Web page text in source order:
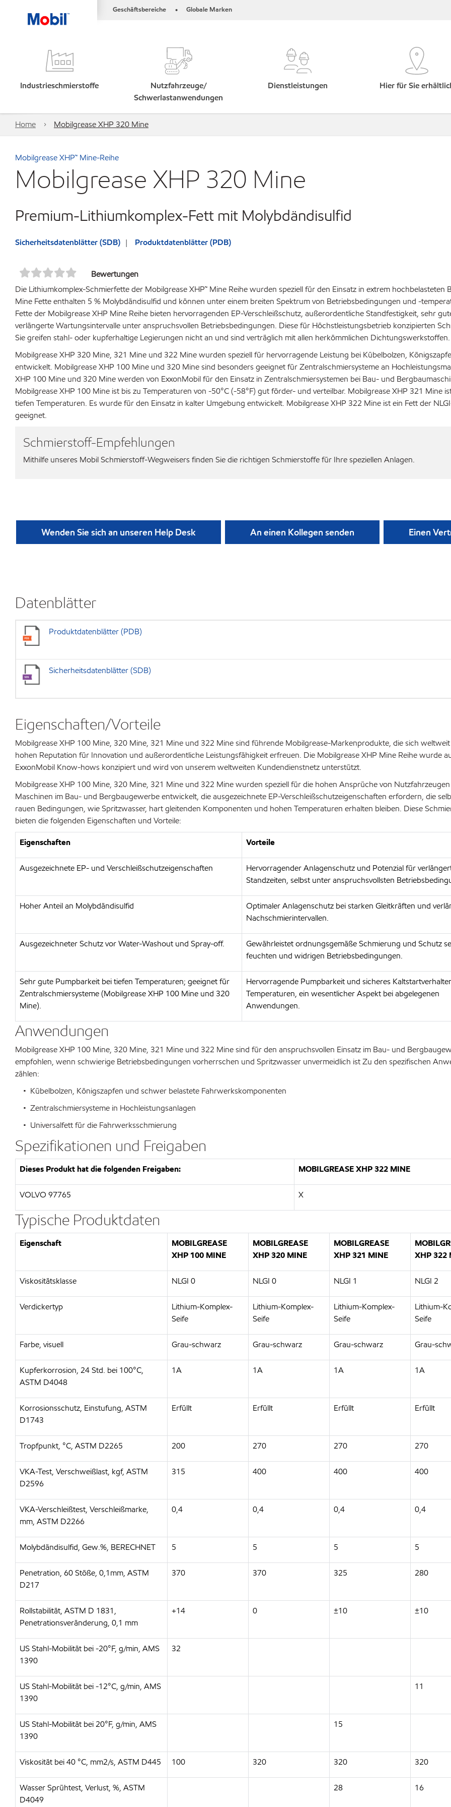
Geschäftsbereiche • Globale Marken
Industrieschmierstoffe
Nutzfahrzeuge/
Schwerlastanwendungen
Dienstleistungen Hier für Sie
Home Mobilgrease XHP 320 Mine
Mobilgrease XHP™ Mine-Reihe
Mobilgrease XHP 320 Mine
Premium-Lithiumkomplex-Fett mit Molybdändisulfid
Sicherheitsdatenblätter (SDB) Produktdatenblätter (PDB)
Bewertungen
Die Lithiumkomplex-Schmierfette der Mobilgrease XHP™ Mine Reihe wurden speziell für den Einsatz in extrem
Mine Fette enthalten 5 % Molybdändisulfid und können unter einem breiten Spektrum von Betriebsbedingungen und -
Fette der Mobilgrease XHP Mine Reihe bieten hervorragenden EP-Verschleißschutz, außerordentliche Standfestigkeit, sehr
verlängerte Wartungsintervalle unter anspruchsvollen Betriebsbedingungen. Diese für Höchstleistungsbetrieb konzipierten
Sie greifen stahl- oder kupferhaltige Legierungen nicht an und sind verträglich mit allen herkömmlichen Dichtungswerkstoffen.
Mobilgrease XHP 320 Mine, 321 Mine und 322 Mine wurden speziell für hervorragende Leistung bei Kübelbolzen,
entwickelt. Mobilgrease XHP 100 Mine und 320 Mine sind besonders geeignet für Zentralschmiersysteme an
XHP 100 Mine und 320 Mine werden von ExxonMobil für den Einsatz in Zentralschmiersystemen bei Bau- und
Mobilgrease XHP 100 Mine ist bis zu Temperaturen von -50°C (-58°F) gut förder- und verteilbar. Mobilgrease XHP 321 Mine
tiefen Temperaturen. Es wurde für den Einsatz in kalter Umgebung entwickelt. Mobilgrease XHP 322 Mine ist ein Fett der
geeignet.
Schmierstoff-Empfehlungen
Mithilfe unseres Mobil Schmierstoff-Wegweisers finden Sie die richtigen Schmierstoffe für Ihre speziellen Anlagen.
Wenden Sie sich an unseren Help Desk An einen Kollegen senden Einen
Datenblätter
Produktdatenblätter (PDB)
Sicherheitsdatenblätter (SDB)
Eigenschaften/Vorteile
Mobilgrease XHP 100 Mine, 320 Mine, 321 Mine und 322 Mine sind führende Mobilgrease-Markenprodukte, die sich
hohen Reputation für Innovation und außerordentliche Leistungsfähigkeit erfreuen. Die Mobilgrease XHP Mine Reihe wurde
ExxonMobil Know-hows konzipiert und wird von unserem weltweiten Kundendienstnetz unterstützt.
Mobilgrease XHP 100 Mine, 320 Mine, 321 Mine und 322 Mine wurden speziell für die hohen Ansprüche von
Maschinen im Bau- und Bergbaugewerbe entwickelt, die ausgezeichnete EP-Verschleißschutzeigenschaften erfordern, die
rauen Bedingungen, wie Spritzwasser, hart gleitenden Komponenten und hohen Temperaturen erhalten bleiben. Diese
bieten die folgenden Eigenschaften und Vorteile:
Eigenschaften Vorteile
Ausgezeichnete EP- und Verschleißschutzeigenschaften
Hervorragender Anlagenschutz und Potenzial für
Standzeiten, selbst unter anspruchsvollsten
Hoher Anteil an Molybdändisulfid
Optimaler Anlagenschutz bei starken Gleitkräften und
Nachschmierintervallen.
Ausgezeichneter Schutz vor Water-Washout und Spray-off.
Gewährleistet ordnungsgemäße Schmierung und Schutz
feuchten und widrigen Betriebsbedingungen.
Sehr gute Pumpbarkeit bei tiefen Temperaturen; geeignet für
Zentralschmiersysteme (Mobilgrease XHP 100 Mine und 320
Mine).
Hervorragende Pumpbarkeit und sicheres
Temperaturen, ein wesentlicher Aspekt bei abgelegenen
Anwendungen.
Anwendungen
Mobilgrease XHP 100 Mine, 320 Mine, 321 Mine und 322 Mine sind für den anspruchsvollen Einsatz im Bau- und
empfohlen, wenn schwierige Betriebsbedingungen vorherrschen und Spritzwasser unvermeidlich ist Zu den spezifischen
zählen:
• Kübelbolzen, Königszapfen und schwer belastete Fahrwerkskomponenten
• Zentralschmiersysteme in Hochleistungsanlagen
• Universalfett für die Fahrwerksschmierung
Spezifikationen und Freigaben
Dieses Produkt hat die folgenden Freigaben: MOBILGREASE XHP 322 MINE
VOLVO 97765 X
Typische Produktdaten
Eigenschaft
MOBILGREASE
XHP 100 MINE
MOBILGREASE
XHP 320 MINE
MOBILGREASE
XHP 321 MINE
XHP 322
Viskositätsklasse NLGI 0 NLGI 0 NLGI 1 NLGI 2
Verdickertyp
Lithium-Komplex-
Seife
Lithium-Komplex-
Seife
Lithium-Komplex-
Seife
Lithium-
Seife
Farbe, visuell Grau-schwarz Grau-schwarz Grau-schwarz Grau-
Kupferkorrosion, 24 Std. bei 100°C,
ASTM D4048
1A 1A 1A 1A
Korrosionsschutz, Einstufung, ASTM
D1743
Erfüllt Erfüllt Erfüllt Erfüllt
Tropfpunkt, °C, ASTM D2265 200 270 270 270
VKA-Test, Verschweißlast, kgf, ASTM
D2596
315 400 400 400
VKA-Verschleißtest, Verschleißmarke,
mm, ASTM D2266
0,4 0,4 0,4 0,4
Molybdändisulfid, Gew.%, BERECHNET 5 5 5 5
Penetration, 60 Stöße, 0,1mm, ASTM
D217
370 370 325 280
Rollstabilität, ASTM D 1831,
Penetrationsveränderung, 0,1 mm
+14 0 ±10 ±10
US Stahl-Mobilität bei -20°F, g/min, AMS
1390
32
US Stahl-Mobilität bei -12°C, g/min, AMS
1390
11
US Stahl-Mobilität bei 20°F, g/min, AMS
1390
15
Viskosität bei 40 °C, mm2/s, ASTM D445 100 320 320 320
Wasser Sprühtest, Verlust, %, ASTM
D4049
28 16